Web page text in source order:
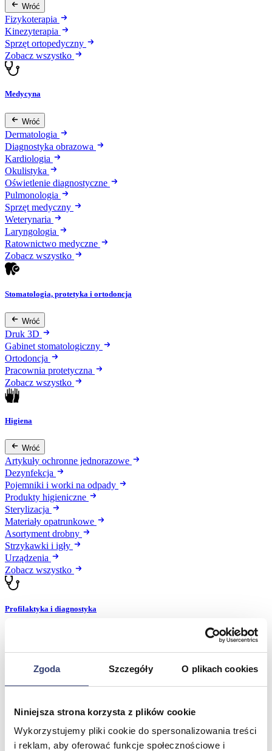
Zgoda Szczegóły O plikach cookies
Niniejsza strona korzysta z plików cookie
Wykorzystujemy pliki cookie do spersonalizowania treści
i reklam, aby oferować funkcje społecznościowe i
Wróć
Fizykoterapia
Kinezyterapia
Sprzęt ortopedyczny
Zobacz wszystko
Medycyna
Wróć
Dermatologia
Diagnostyka obrazowa
Kardiologia
Okulistyka
Oświetlenie diagnostyczne
Pulmonologia
Sprzęt medyczny
Weterynaria
Laryngologia
Ratownictwo medyczne
Zobacz wszystko
Stomatologia, protetyka i ortodoncja
Wróć
Druk 3D
Gabinet stomatologiczny
Ortodoncja
Pracownia protetyczna
Zobacz wszystko
Higiena
Wróć
Artykuły ochronne jednorazowe
Dezynfekcja
Pojemniki i worki na odpady
Produkty higieniczne
Sterylizacja
Materiały opatrunkowe
Asortyment drobny
Strzykawki i igły
Urządzenia
Zobacz wszystko
Profilaktyka i diagnostyka
Inhalatory
Instrumenty diagnostyczne
Stetoskopy
Zobacz wszystko